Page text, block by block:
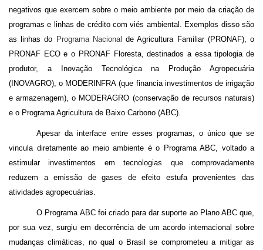
negativos que exercem sobre o meio ambiente por meio da criação de
programas e linhas de crédito com viés ambiental. Exemplos disso são
as linhas do Programa Nacional de Agricultura Familiar (PRONAF), o
PRONAF ECO e o PRONAFFloresta, destinados a essa tipologia de
produtor, a Inovação Tecnológica na Produção Agropecuária
(INOVAGRO), o MODERINFRA (que financia investimentos de irrigação
e armazenagem), o MODERAGRO (conservação de recursos naturais)
e o Programa Agricultura de Baixo Carbono (ABC).
Apesar da interface entre esses programas, o único que se
vincula diretamente ao meio ambiente é o Programa ABC, voltado a
estimular investimentos em tecnologias que comprovadamente
reduzem a emissão de gases de efeito estufa provenientes das
atividades agropecuárias.
O Programa ABC foi criado para dar suporte ao Plano ABC que,
por sua vez, surgiu em decorrência de um acordo internacional sobre
mudanças climáticas, no qual o Brasil se comprometeu a mitigar as